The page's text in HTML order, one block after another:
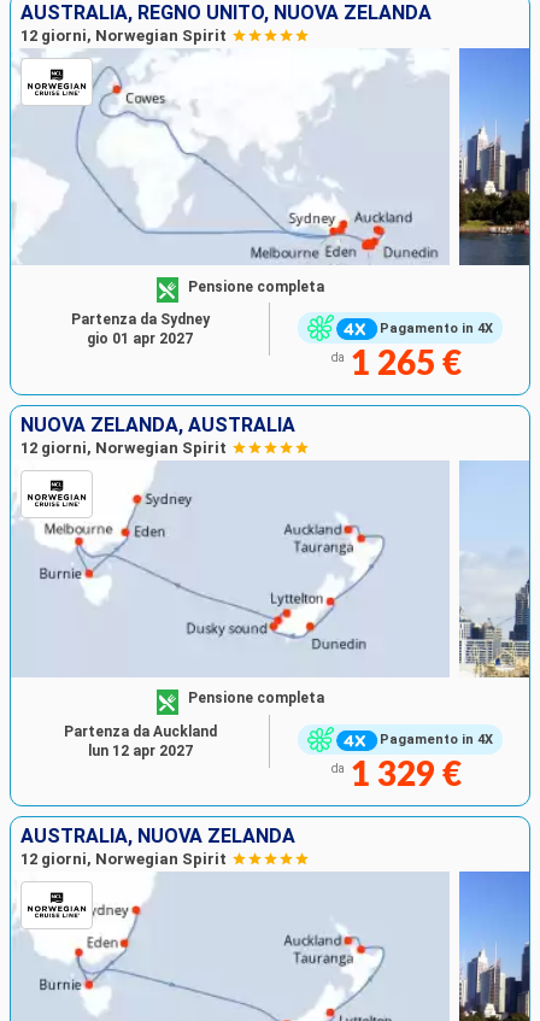
AUSTRALIA, REGNO UNITO, NUOVA ZELANDA
12 giorni, Norwegian Spirit
Pagamento in 4X
Pensione completa
da 1 265 €
Partenza da Sydney
gio 01 apr 2027
NUOVA ZELANDA, AUSTRALIA
12 giorni, Norwegian Spirit
Pagamento in 4X
Pensione completa
da 1 329 €
Partenza da Auckland
lun 12 apr 2027
AUSTRALIA, NUOVA ZELANDA
12 giorni, Norwegian Spirit